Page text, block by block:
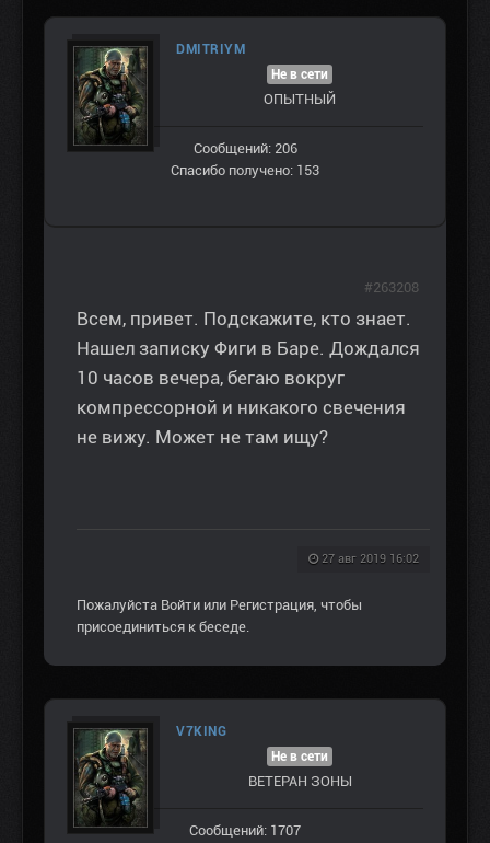
DMITRIYM
Не в сети
ОПЫТНЫЙ
Сообщений: 206
Спасибо получено: 153
Всем, привет. Подскажите, кто знает.
Нашел записку Фиги в Баре. Дождался
10 часов вечера, бегаю вокруг
компрессорной и никакого свечения
не вижу. Может не там ищу?
27 авг 2019 16:02
#263208
Пожалуйста Войти или Регистрация, чтобы
присоединиться к беседе.
V7KING
Не в сети
ВЕТЕРАН ЗOНЫ
Сообщений: 1707